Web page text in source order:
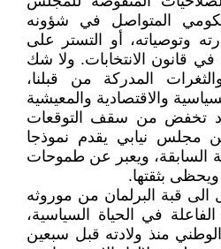
المتواصل في شؤونه
وتوصياته، أو التستر على
في قانون الانتخابات. ولا شك
المدركة من قبلنا،
والاقتصادية والمعيشية
تخفض من سقف التوقعات
مجلس نيابي يقدم نموذجا
السابقة، ويعبر عن طموحات
ويحظى بثقتها.
قبة البرلمان من موروثه
في الحياة السياسية،
منذ ولادته قبل سبعين